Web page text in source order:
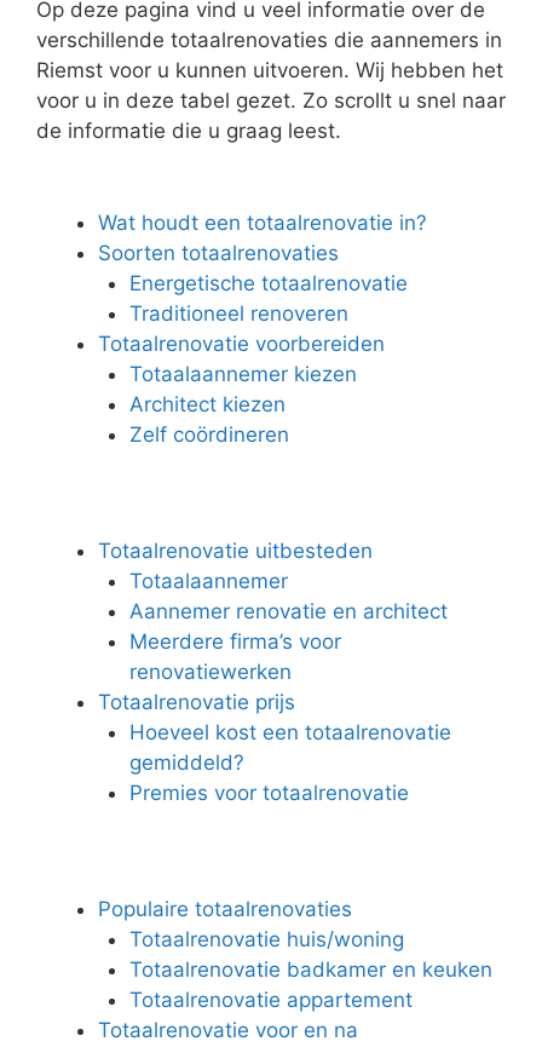
Op deze pagina vind u veel informatie over de
verschillende totaalrenovaties die aannemers in
Riemst voor u kunnen uitvoeren. Wij hebben het
voor u in deze tabel gezet. Zo scrollt u snel naar
de informatie die u graag leest.
Wat houdt een totaalrenovatie in?
Soorten totaalrenovaties
Energetische totaalrenovatie
Traditioneel renoveren
Totaalrenovatie voorbereiden
Totaalaannemer kiezen
Architect kiezen
Zelf coördineren
Totaalrenovatie uitbesteden
Totaalaannemer
Aannemer renovatie en architect
Meerdere firma’s voor
renovatiewerken
Totaalrenovatie prijs
Hoeveel kost een totaalrenovatie
gemiddeld?
Premies voor totaalrenovatie
Populaire totaalrenovaties
Totaalrenovatie huis/woning
Totaalrenovatie badkamer en keuken
Totaalrenovatie appartement
Totaalrenovatie voor en na